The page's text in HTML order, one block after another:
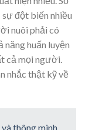
đột biến nhiều
nuôi phải có
năng huấn luyện
cả mọi người.
nhắc thật kỹ về
thông minh